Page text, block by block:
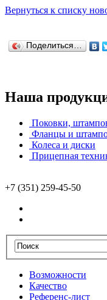
Вернуться к списку
Поделиться…
Наша
Поковки,
Фланцы и
Колеса и диски
Прицепная
+7 (351) 259-45-50
Возможности
Качество
Референс-лист